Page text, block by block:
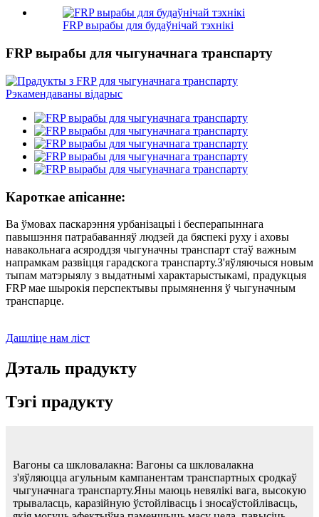
FRP вырабы для будаўнічай тэхнікі
FRP вырабы для чыгуначнага транспарту
Кароткае апісанне:
Ва ўмовах паскарэння урбанізацыі і бесперапыннага
павышэння патрабаванняў людзей да бяспекі руху і аховы
навакольнага асяроддзя чыгуначны транспарт стаў важным
напрамкам развіцця гарадскога транспарту.З'яўляючыся новым
тыпам матэрыялу з выдатнымі характарыстыкамі, прадукцыя
FRP мае шырокія перспектывы прымянення ў чыгуначным
транспарце.
Дашліце нам ліст
Дэталь прадукту
Тэгі прадукту
Вагоны са шкловалакна: Вагоны са шкловалакна
з'яўляюцца агульным кампанентам транспартных сродкаў
чыгуначнага транспарту.Яны маюць невялікі вага, высокую
трываласць, каразійную ўстойлівасць і зносаўстойлівасць,